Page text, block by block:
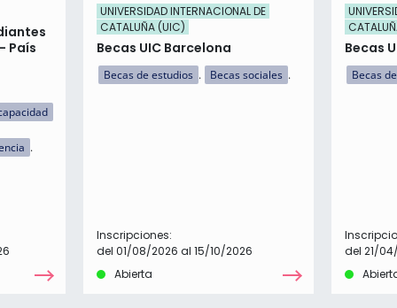
País
UNIVERSIDAD INTERNACIONAL DE
CATALUÑA (UIC)
Becas UIC Barcelona
Becas de estudios Becas sociales
Inscripciones:
del 01/08/2026 al 15/10/2026
Abierta
Becas
Becas
del 21/